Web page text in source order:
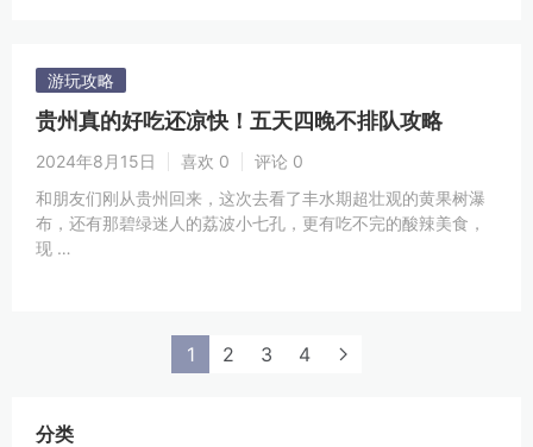
游玩攻略
贵州真的好吃还凉快！五天四晚不排队攻略
2024年8月15日 喜欢 0
评论 0
和朋友们刚从贵州回来，这次去看了丰水期超壮观的黄果树瀑
布，还有那碧绿迷人的荔波小七孔，更有吃不完的酸辣美食，
现 …
1 2 3 4
分类